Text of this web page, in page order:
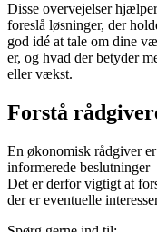
Disse overvejelser
foreslå løsninger, der
god idé at tale om dine
er, og hvad der betyder
eller vækst.
Forstå
En økonomisk rådgiver
informerede beslutninger
Det er derfor vigtigt at
der er eventuelle